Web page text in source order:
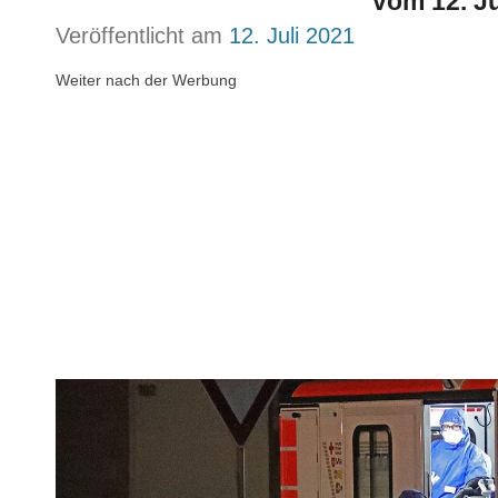
Veröffentlicht am 12. Juli 2021
Weiter nach der Werbung